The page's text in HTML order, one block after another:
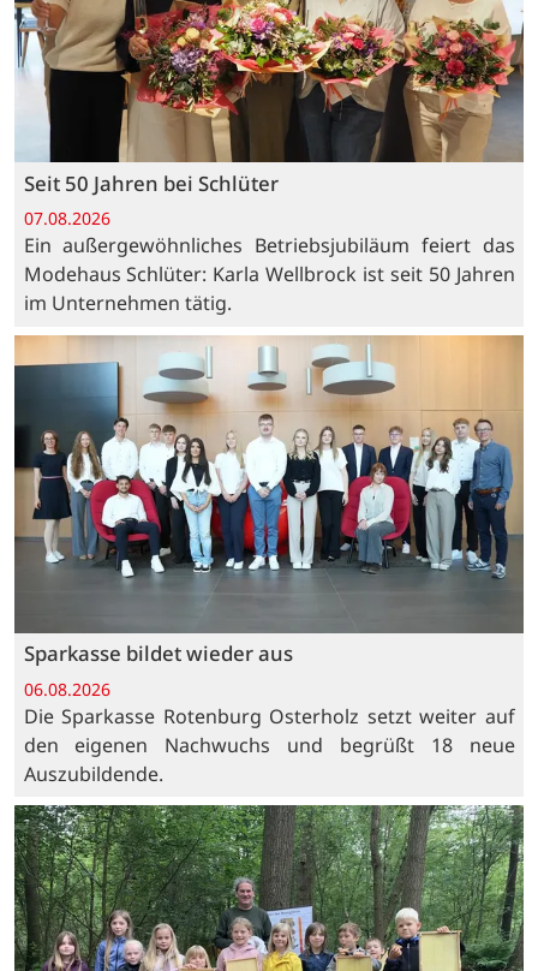
Seit 50 Jahren bei Schlüter
07.08.2026
Ein außergewöhnliches Betriebsjubiläum feiert das
Modehaus Schlüter: Karla Wellbrock ist seit 50 Jahren
im Unternehmen tätig.
Sparkasse bildet wieder aus
06.08.2026
Die Sparkasse Rotenburg Osterholz setzt weiter auf
den eigenen Nachwuchs und begrüßt 18 neue
Auszubildende.